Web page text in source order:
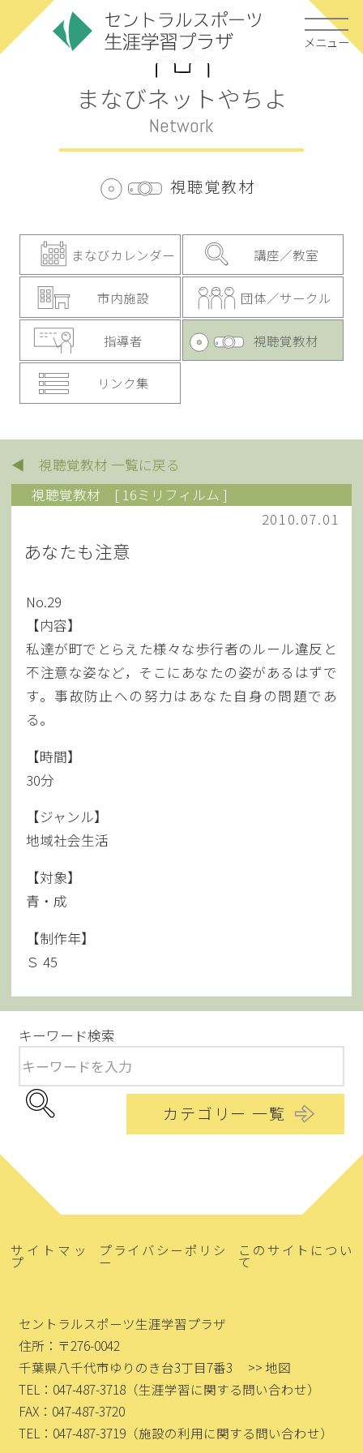
メニュー
まなびネットやちよ
Network
視聴覚教材
まなびカレンダー 講座／教室
市内施設 団体／サークル
指導者 視聴覚教材
リンク集
◀ 視聴覚教材 一覧に戻る
視聴覚教材
[ 16ミリフィルム ]
2010.07.01
あなたも注意
No.29
【内容】
私達が町でとらえた様々な歩行者のルール違反と
不注意な姿など，そこにあなたの姿があるはずで
す。事故防止への努力はあなた自身の問題であ
る。
【時間】
30分
【ジャンル】
地域社会生活
【対象】
青・成
【制作年】
Ｓ 45
キーワード検索
カテゴリー 一覧
サイトマッ
プ
プライバシーポリシ
ー
このサイトについ
て
セントラルスポーツ生涯学習プラザ
住所：〒276-0042
千葉県八千代市ゆりのき台3丁目7番3
>> 地図
TEL：047-487-3718 （生涯学習に関する問い合わせ）
FAX：047-487-3720
TEL：047-487-3719 （施設の利用に関する問い合わせ）